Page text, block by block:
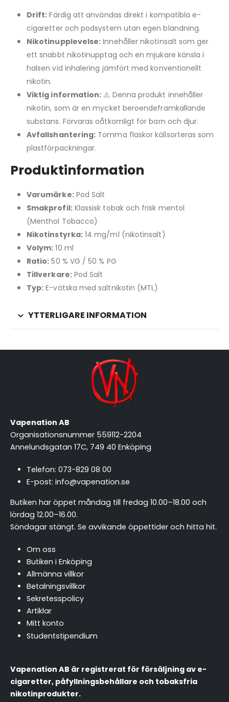
Drift: Färdig att användas direkt i kompatibla e-
cigaretter och podsystem utan egen blandning.
Nikotinupplevelse: Innehåller nikotinsalt som ger
ett snabbt nikotinupptag och en mjukare känsla i
halsen vid inhalering jämfört med konventionellt
nikotin.
Viktig information: ⚠️ Denna produkt innehåller
nikotin, som är en mycket beroendeframkallande
substans. Förvaras oåtkomligt för barn och djur.
Avfallshantering: Tomma flaskor källsorteras som
plastförpackningar.
Produktinformation
Varumärke:Pod Salt
Smakprofil:Klassisk tobak och frisk mentol
(Menthol Tobacco)
Nikotinstyrka:14 mg/ml (nikotinsalt)
Volym: 10 ml
Ratio: 50 % VG / 50 % PG
Tillverkare:Pod Salt
Typ: E-vätska med saltnikotin (MTL)
YTTERLIGARE INFORMATION
Vapenation AB
Organisationsnummer 559112-2204
Annelundsgatan 17C, 749 40 Enköping
Telefon: 073-829 08 00
E-post: info@vapenation.se
Butiken har öppet måndag till fredag 10.00–18.00 och
lördag 12.00–16.00.
Söndagar stängt. Se avvikande öppettider och hitta hit.
Om oss
Butiken i Enköping
Allmänna villkor
Betalningsvillkor
Sekretesspolicy
Artiklar
Mitt konto
Studentstipendium
Vapenation AB är registrerat för försäljning av e-
cigaretter, påfyllningsbehållare och tobaksfria
nikotinprodukter.